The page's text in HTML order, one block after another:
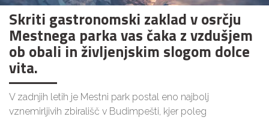
Skriti gastronomski zaklad v osrčju
Mestnega parka vas čaka z vzdušjem
ob obali in življenjskim slogom dolce
vita.
V zadnjih letih je Mestni park postal eno najbolj
vznemirljivih zbirališč v Budimpešti, kjer poleg